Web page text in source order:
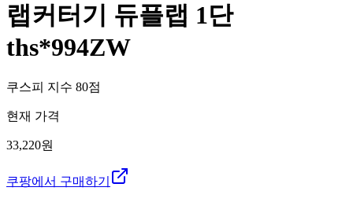
랩커터기 듀플랩 1단
ths*994ZW
쿠스피 지수 80점
현재 가격
33,220원
쿠팡에서 구매하기